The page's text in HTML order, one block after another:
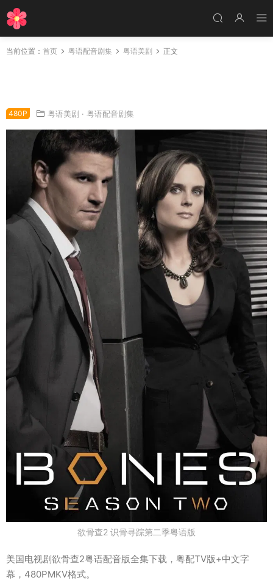
当前位置： 首页 粤语配音剧集 粤语美剧 正文
480P 粤语美剧 · 粤语配音剧集
欲骨查2 识骨寻踪第二季粤语版
美国电视剧欲骨查2粤语配音版全集下载，粤配TV版+中文字
幕，480PMKV格式。